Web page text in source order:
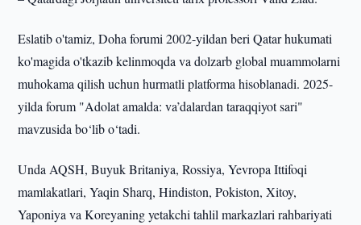
Eslatib o'tamiz, Doha forumi 2002-yildan beri Qatar hukumati
ko'magida o'tkazib kelinmoqda va dolzarb global muammolarni
muhokama qilish uchun hurmatli platforma hisoblanadi. 2025-
yilda forum "Adolat amalda: va’dalardan taraqqiyot sari"
mavzusida bo‘lib o‘tadi.
Unda AQSH, Buyuk Britaniya, Rossiya, Yevropa Ittifoqi
mamlakatlari, Yaqin Sharq, Hindiston, Pokiston, Xitoy,
Yaponiya va Koreyaning yetakchi tahlil markazlari rahbariyati